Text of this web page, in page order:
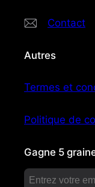
Contact
Autres
Termes et
Politique de
Gagne 5